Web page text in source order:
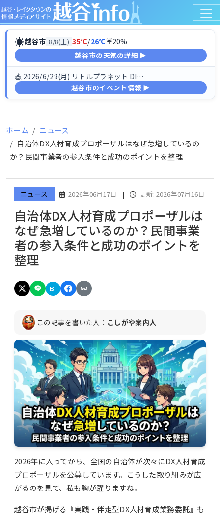
☀越谷市 8/8(土) 35℃/26℃☔20%
越谷市の天気の詳細 ▶
🎪 2026/6/29(月) リトルプラネット DINO FESTIV…
越谷市のイベント情報 ▶
ホーム
ニュース
自治体DX人材育成プロポーザルはなぜ急増しているの
か？民間事業者の参入条件と成功のポイントを整理
ニュース 2026年06月17日 | 更新: 2026年07月16日
自治体DX人材育成プロポーザルは
なぜ急増しているのか？民間事業
者の参入条件と成功のポイントを
整理
B!
この記事を書いた人： こしがや案内人
2026年に入ってから、全国の自治体が次々にDX人材育成
プロポーザルを公募しています。こうした取り組みが広
がるのを見て、私も胸が躍りますね。
越谷市が掲げる『実践・伴走型DX人材育成業務委託』も